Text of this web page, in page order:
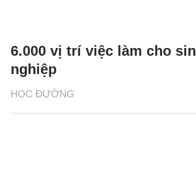
HỌC ĐƯỜNG
6.000 vị trí việc làm cho
nghiệp